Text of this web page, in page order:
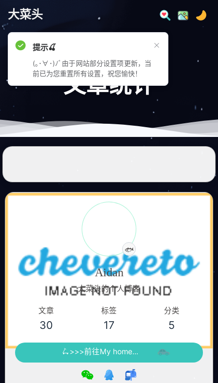
大菜头
文章统计
🐟认真摸鱼中
Aidan
大菜头的个人博客
文章
30
标签
17
分类
5
🛴>>>前往My home...
提示🍒
(｡･∀･)ﾉﾞ由于网站部分设置项更新，当
前已为您重置所有设置，祝您愉快！